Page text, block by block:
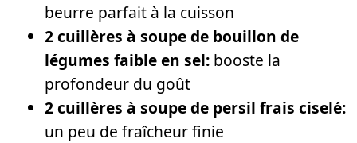
beurre parfait à la cuisson
2 cuillères à soupe de bouillon de
légumes faible en sel: booste la
profondeur du goût
2 cuillères à soupe de persil frais ciselé:
un peu de fraîcheur finie